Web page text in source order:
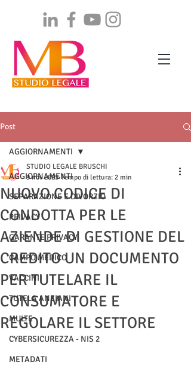
Post
AGGIORNAMENTI
SEPARAZIONE E DIVORZIO
PRIVACY
GARANTE PRIVACY
CAMPO MEDICO
VACCINI
TUTELA ANZIANI
MULTE
CYBERSICUREZZA - NIS 2
METADATI
AGGIORNAMENTI
NUOVO CODICE DI
CONDOTTA PER LE
AZIENDE DI GESTIONE DEL
CREDITO UN DOCUMENTO
PER TUTELARE IL
CONSUMATORE E
REGOLARE IL SETTORE
STUDIO LEGALE BRUSCHI
9 nov 2025 Tempo di lettura: 2 min